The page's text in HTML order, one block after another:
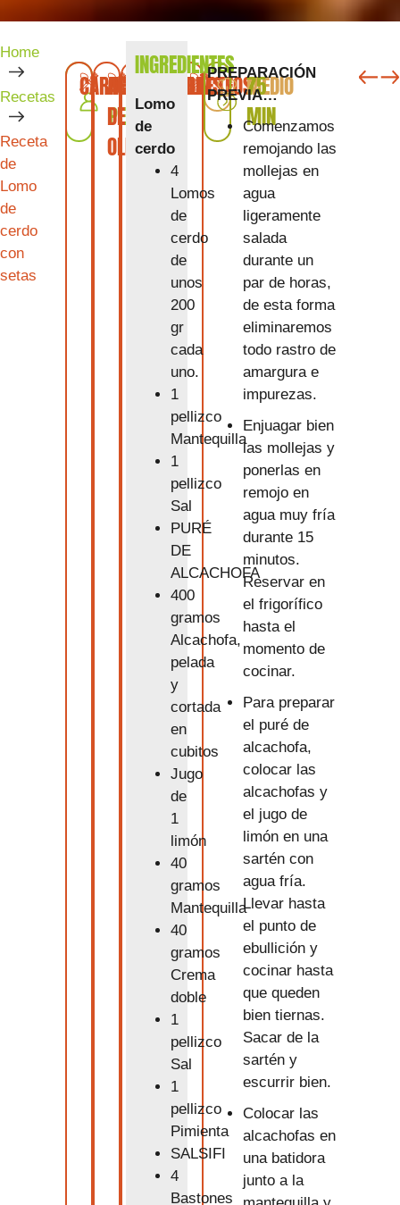
Home
Recetas
Receta
de
Lomo
de
cerdo
con
setas
4
PERSONAS
CARNE
ACEITE
DE
OLIVA
LEGUMBRES
VINOS
LÁCTEOSMEDIO
75
MIN
INGREDIENTES
Lomo
de
cerdo
4
Lomos
de
cerdo
de
unos
200
gr
cada
uno.
1
pellizco
Mantequilla
1
pellizco
Sal
PURÉ
DE
ALCACHOFA
400
gramos
Alcachofa,
pelada
y
cortada
en
cubitos
Jugo
de
1
limón
40
gramos
Mantequilla
40
gramos
Crema
doble
1
pellizco
Sal
1
pellizco
Pimienta
SALSIFI
4
Bastones
PREPARACIÓN
PREVIA…
Comenzamos
remojando las
mollejas en
agua
ligeramente
salada
durante un
par de horas,
de esta forma
eliminaremos
todo rastro de
amargura e
impurezas.
Enjuagar bien
las mollejas y
ponerlas en
remojo en
agua muy fría
durante 15
minutos.
Reservar en
el frigorífico
hasta el
momento de
cocinar.
Para preparar
el puré de
alcachofa,
colocar las
alcachofas y
el jugo de
limón en una
sartén con
agua fría.
Llevar hasta
el punto de
ebullición y
cocinar hasta
que queden
bien tiernas.
Sacar de la
sartén y
escurrir bien.
Colocar las
alcachofas en
una batidora
junto a la